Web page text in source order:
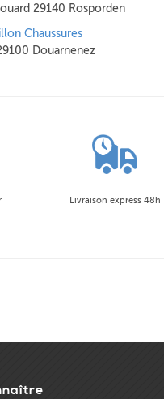
29140 Rosporden
Chaussures
Douarnenez
Livraison express 48h